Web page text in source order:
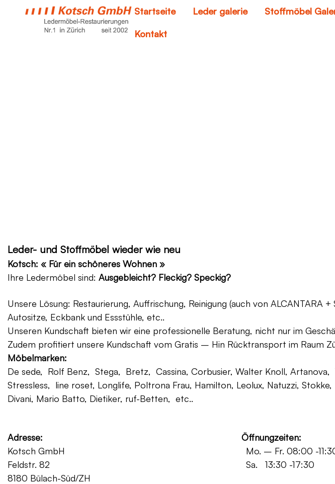
Startseite Leder galerie Stoffmöbel
Kontakt
Leder- und Stoffmöbel wieder wie neu
Kotsch: « Für ein schöneres Wohnen »
Ihre Ledermöbel sind: Ausgebleicht? Fleckig? Speckig?
Unsere Lösung: Restaurierung, Auffrischung, Reinigung (auch von
Autositze, Eckbank und Essstühle, etc..
Unseren Kundschaft bieten wir eine professionelle Beratung, nicht nur im
Zudem profitiert unsere Kundschaft vom Gratis – Hin Rücktransport im Raum
Möbelmarken:
De sede, Rolf Benz, Stega, Bretz, Cassina, Corbusier, Walter Knoll, Artanova,
Stressless, line roset, Longlife, Poltrona Frau, Hamilton, Leolux, Natuzzi,
Divani, Mario Batto, Dietiker, ruf-Betten, etc..
Adresse:
Öffnungzeiten:
Kotsch GmbH Mo. – Fr. 08:00 -11:30 –
Feldstr. 82 Sa. 13:30 -17:30
8180 Bülach-Süd/ZH